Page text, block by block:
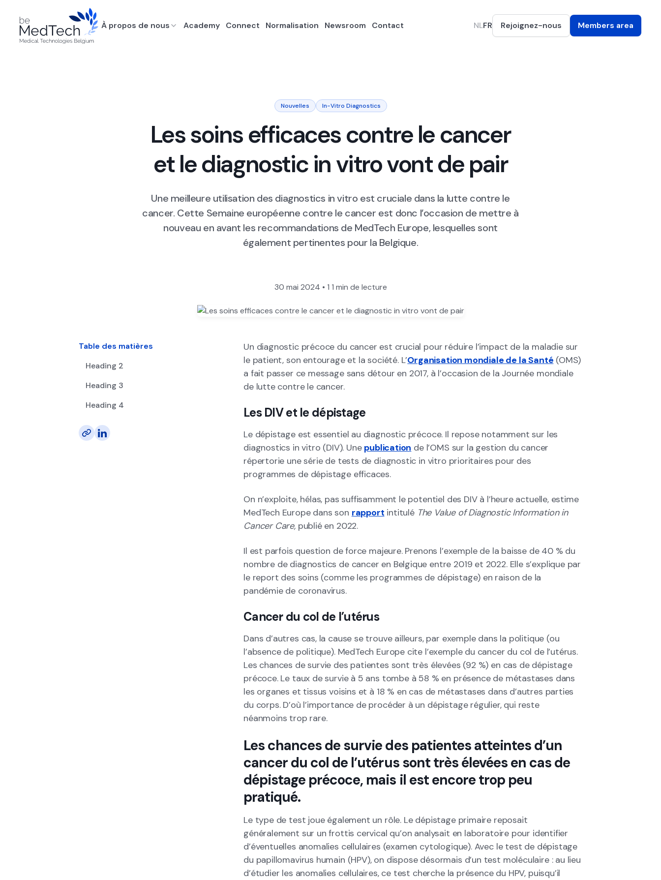
À propos de nous Academy Connect Normalisation Newsroom Contact NLFR Rejoignez-nous Members area
Nouvelles In-Vitro Diagnostics
Les soins efficaces contre le cancer
et le diagnostic in vitro vont de pair
Une meilleure utilisation des diagnostics in vitro est cruciale dans la lutte contre le
cancer. Cette Semaine européenne contre le cancer est donc l’occasion de mettre à
nouveau en avant les recommandations de MedTech Europe, lesquelles sont
également pertinentes pour la Belgique.
30 mai 2024 • 1 1 min de lecture
Table des matières
Heading 2
Heading 3
Heading 4
Un diagnostic précoce du cancer est crucial pour réduire l’impact de la maladie sur
le patient, son entourage et la société. L’Organisation mondiale de la Santé (OMS)
a fait passer ce message sans détour en 2017, à l’occasion de la Journée mondiale
de lutte contre le cancer.
Les DIV et le dépistage
Le dépistage est essentiel au diagnostic précoce. Il repose notamment sur les
diagnostics in vitro (DIV). Une publication de l’OMS sur la gestion du cancer
répertorie une série de tests de diagnostic in vitro prioritaires pour des
programmes de dépistage efficaces.
On n’exploite, hélas, pas suffisamment le potentiel des DIV à l’heure actuelle, estime
MedTech Europe dans son rapport intitulé The Value of Diagnostic Information in
Cancer Care,publié en 2022.
Il est parfois question de force majeure. Prenons l’exemple de la baisse de 40 % du
nombre de diagnostics de cancer en Belgique entre 2019 et 2022. Elle s’explique par
le report des soins (comme les programmes de dépistage) en raison de la
pandémie de coronavirus.
Cancer du col de l’utérus
Dans d’autres cas, la cause se trouve ailleurs, par exemple dans la politique (ou
l’absence de politique). MedTech Europe cite l’exemple du cancer du col de l’utérus.
Les chances de survie des patientes sont très élevées (92 %) en cas de dépistage
précoce. Le taux de survie à 5 ans tombe à 58 % en présence de métastases dans
les organes et tissus voisins et à 18 % en cas de métastases dans d’autres parties
du corps. D’où l’importance de procéder à un dépistage régulier, qui reste
néanmoins trop rare.
Les chances de survie des patientes atteintes d’un
cancer du col de l’utérus sont très élevées en cas de
dépistage précoce, mais il est encore trop peu
pratiqué.
Le type de test joue également un rôle. Le dépistage primaire reposait
généralement sur un frottis cervical qu’on analysait en laboratoire pour identifier
d’éventuelles anomalies cellulaires (examen cytologique). Avec le test de dépistage
du papillomavirus humain (HPV), on dispose désormais d’un test moléculaire : au lieu
d’étudier les anomalies cellulaires, ce test cherche la présence du HPV, puisqu’il